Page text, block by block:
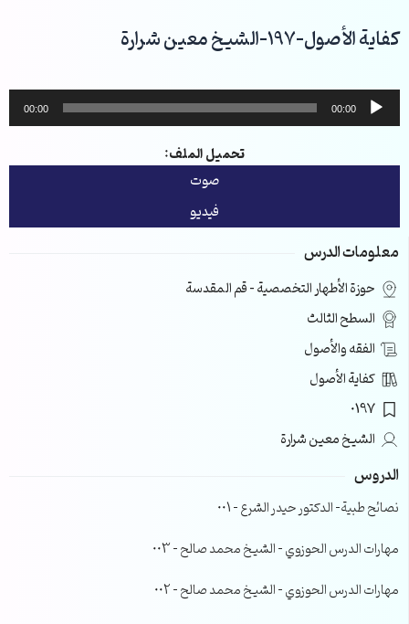
إلى
المحتوى
كفاية الأصول-197-الشيخ معين شرارة
مشغل
الصوت
00:00
00:00
تحميل الملف:
صوت
فيديو
معلومات الدرس
حوزة الأطهار التخصصية – قم المقدسة
السطح الثالث
الفقه والأصول
كفاية الأصول
0197
الشيخ معين شرارة
الدروس
نصائح طبية- الدكتور حيدر الشرع – 001
مهارات الدرس الحوزوي – الشيخ محمد صالح – 003
مهارات الدرس الحوزوي – الشيخ محمد صالح – 002